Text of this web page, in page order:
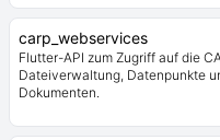
carp_webservices
Flutter-API zum Zugriff auf die
Dateiverwaltung, Datenpunkte
Dokumenten.